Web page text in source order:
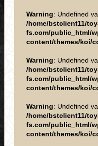
Warning: Undefined
/home/bstclient11/
fs.com/public_html/
content/themes/koi/
Warning: Undefined
/home/bstclient11/
fs.com/public_html/
content/themes/koi/
Warning: Undefined
/home/bstclient11/
fs.com/public_html/
content/themes/koi/